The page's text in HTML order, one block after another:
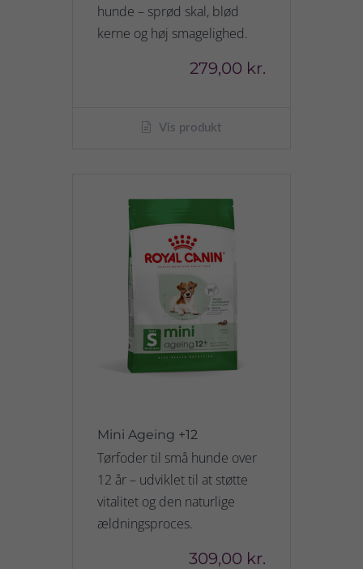
hunde – sprød skal, blød
kerne og høj smagelighed.
279,00 kr.
Vis produkt
Mini Ageing +12
Tørfoder til små hunde over
12 år – udviklet til at støtte
vitalitet og den naturlige
ældningsproces.
309,00 kr.